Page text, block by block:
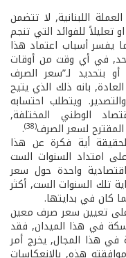
اللبنانية, لا تتضمن
تعليلاً للفوائد التي تنجم
يفسر أسباب اعتماد هذا
في أي وقت من أوقات
بتحديد لـ”سعر الصرف
بانه ذلك الذي يتيح
ويتطلب احتسابه
الوطني المختلفة,
المقترح لسعر الصرف(38)
.
أية فكرة عن هذا
امتداد السنوات الست
واحدة حول سعر
تلك السنوات الست, أكثر
كان في بدايتها.
على تعيين سعر صرف معين
في هذا الميدان, فقد
هذا المجال, يخرج أمر